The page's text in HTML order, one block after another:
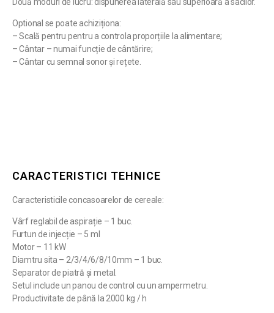
Optional se poate achiziționa:
– Scală pentru pentru a controla proporțiile la alimentare;
– Cântar – numai funcție de cântărire;
– Cântar cu semnal sonor și rețete.
CARACTERISTICI TEHNICE
Caracteristicile concasoarelor de cereale:
Vârf reglabil de aspirație – 1 buc.
Furtun de injecție – 5 ml
Motor – 11 kW
Diamtru sita – 2/3/4/6/8/10mm – 1 buc.
Separator de piatră și metal.
Setul include un panou de control cu ​​un ampermetru.
Productivitate de până la 2000 kg / h